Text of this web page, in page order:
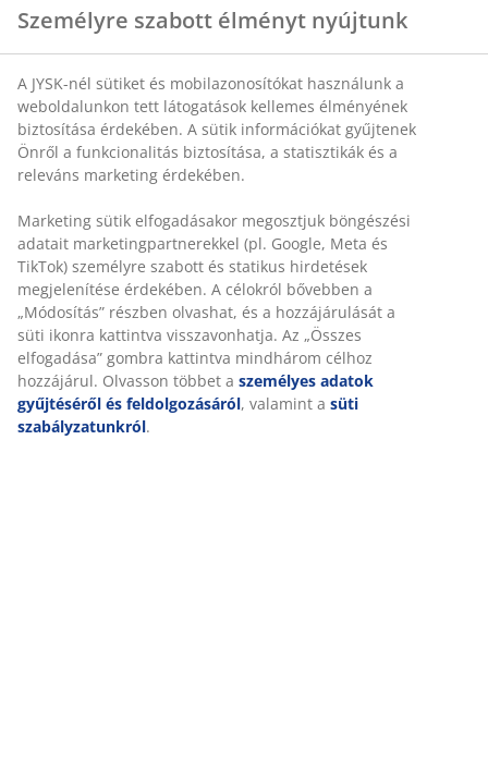
hónapokban több időt tölt az ember otthon.
lefordítani, mert a “hygge” valami egyedi és különleges.
Ez nem azt jelenti, hogy a jelenség ne létezne más
országokban is, de nincs egy olyan szó amivel ilyen jól
le lehetne írni ezt az életérzést, mint a hygge.
Hozzávalók a hygge-hez
Valójában nincs egy kifejezett hygge recept. De vannak
olyan összetevők, amik mindenképpen hozzátartoznak
a hygge-hez:
Jó társaság
Kiváló ételek és italok
Személyre szabott élményt nyújtunk
A JYSK-nél sütiket és mobilazonosítókat használunk a
weboldalunkon tett látogatások kellemes élményének
biztosítása érdekében. A sütik információkat gyűjtenek
Önről a funkcionalitás biztosítása, a statisztikák és a
releváns marketing érdekében.
Marketing sütik elfogadásakor megosztjuk böngészési
adatait marketingpartnerekkel (pl. Google, Meta és
TikTok) személyre szabott és statikus hirdetések
megjelenítése érdekében. A célokról bővebben a
„Módosítás” részben olvashat, és a hozzájárulását a
süti ikonra kattintva visszavonhatja. Az „Összes
elfogadása” gombra kattintva mindhárom célhoz
hozzájárul. Olvasson többet a személyes adatok
gyűjtéséről és feldolgozásáról, valamint a süti
szabályzatunkról.